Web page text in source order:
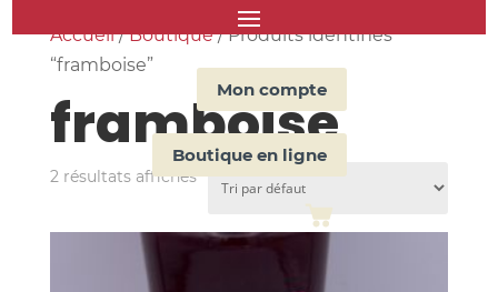
Mon compte
Boutique en ligne
Accueil/Boutique/ Produits identifiés
“framboise”
framboise
2 résultats affichés